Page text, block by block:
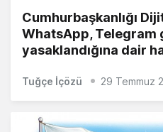
Cumhurbaşkanlığı
WhatsApp, Telegram
yasaklandığına dair
Tuğçe İçözü 29 Temmuz